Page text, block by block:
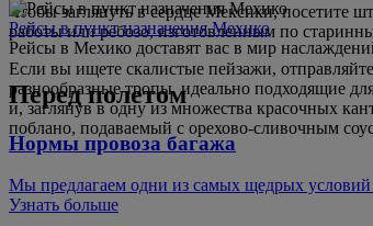
Чтобы заглянуть в сердце Мексики, посетите
работы или ребозо, изготовленным по
Если вы ищете скалистые пейзажи,
разнообразные тропы, идеально подходящие
и, заглянув в одну из множества красочных
поблано, подаваемый с орехово-сливочным
Рейсы в пункт назначения Мехико
Рейсы в Мехико доставят вас в мир
Перед полетом
Нормы провоза багажа
Мы предлагаем одни из самых щедрых условий
Узнать больше